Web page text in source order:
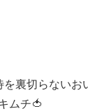
裏切らないお
ムチ🍅